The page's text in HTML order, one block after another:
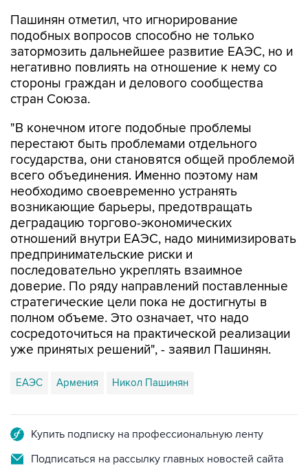
Пашинян отметил, что игнорирование
подобных вопросов способно не только
затормозить дальнейшее развитие ЕАЭС, но и
негативно повлиять на отношение к нему со
стороны граждан и делового сообщества
стран Союза.
"В конечном итоге подобные проблемы
перестают быть проблемами отдельного
государства, они становятся общей проблемой
всего объединения. Именно поэтому нам
необходимо своевременно устранять
возникающие барьеры, предотвращать
деградацию торгово-экономических
отношений внутри ЕАЭС, надо минимизировать
предпринимательские риски и
последовательно укреплять взаимное
доверие. По ряду направлений поставленные
стратегические цели пока не достигнуты в
полном объеме. Это означает, что надо
сосредоточиться на практической реализации
уже принятых решений", - заявил Пашинян.
ЕАЭС Армения Никол Пашинян
Купить подписку на профессиональную ленту
Подписаться на рассылку главных новостей сайта